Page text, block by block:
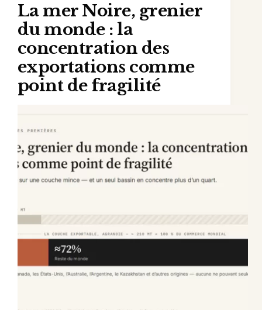
La mer Noire, grenier
du monde : la
concentration des
exportations comme
point de fragilité